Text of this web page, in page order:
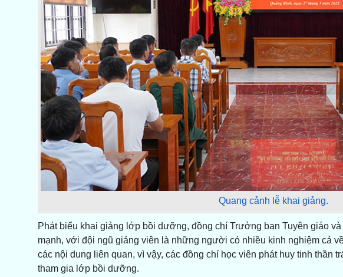
Quang cảnh lễ khai giảng.
Phát biểu khai giảng lớp bồi dưỡng, đồng chí Trưởng ban Tuyên giáo
mạnh, với đội ngũ giảng viên là những người có nhiều kinh nghiệm cả
các nội dung liên quan, vì vậy, các đồng chí học viên phát huy tinh thần
tham gia lớp bồi dưỡng.